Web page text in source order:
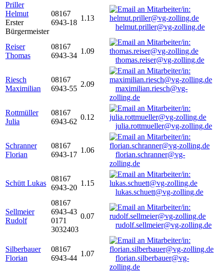
Priller
Helmut
Erster
Bürgermeister
08167
6943-18
1.13
helmut.priller@vg-zolling.de
Reiser
Thomas
08167
6943-34
1.09
thomas.reiser@vg-zolling.de
Riesch
Maximilian
08167
6943-55
2.09
maximilian.riesch@vg-
zolling.de
Rottmüller
Julia
08167
6943-62
0.12
julia.rottmueller@vg-zolling.de
Schranner
Florian
08167
6943-17
1.06
florian.schranner@vg-
zolling.de
Schütt Lukas
08167
6943-20
1.15
lukas.schuett@vg-zolling.de
Sellmeier
Rudolf
08167
6943-43
0171
3032403
0.07
rudolf.sellmeier@vg-zolling.de
Silberbauer
Florian
08167
6943-44
1.07
florian.silberbauer@vg-
zolling.de